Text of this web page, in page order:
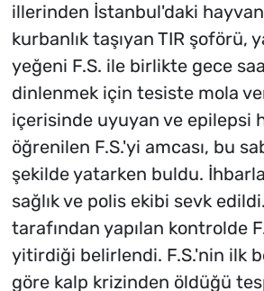
illerinden İstanbul'daki
kurbanlık taşıyan TIR şoförü,
yeğeni F.S. ile birlikte gece
dinlenmek için tesiste mola
içerisinde uyuyan ve epilepsi
öğrenilen F.S.'yi amcası, bu
şekilde yatarken buldu.
sağlık ve polis ekibi sevk
tarafından yapılan kontrolde
yitirdiği belirlendi. F.S.'nin ilk
göre kalp krizinden öldüğü